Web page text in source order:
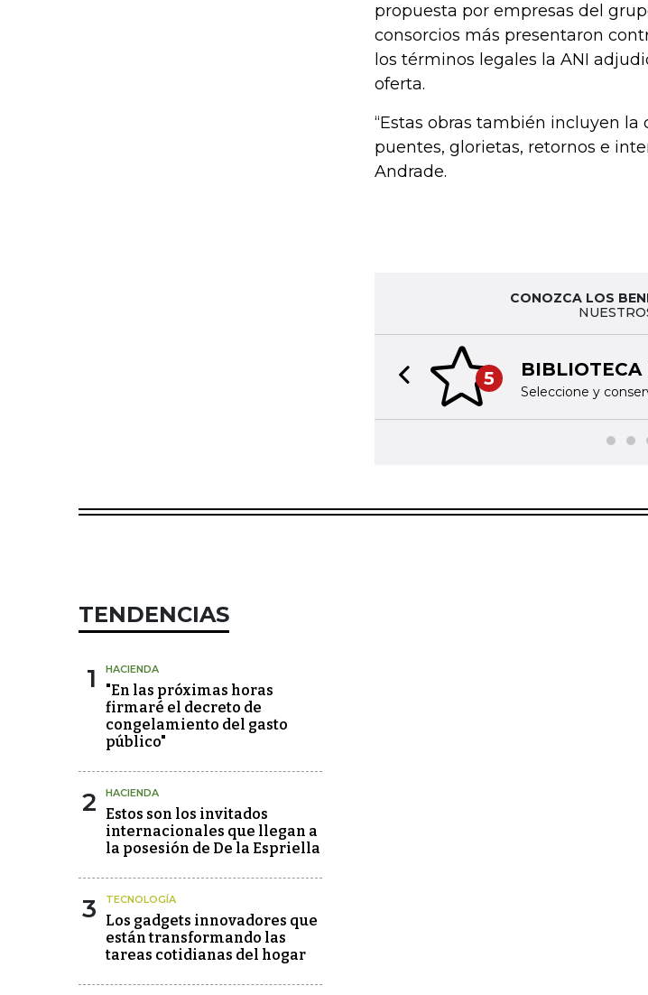
propuesta por empresas del
consorcios más presentaron
los términos legales la ANI
oferta.
“Estas obras también incluyen
puentes, glorietas, retornos e
Andrade.
CONOZCA LOS
5 BIBLIOTECA
Seleccione y
Previous slide
TENDENCIAS
1 HACIENDA
"En las próximas horas
firmaré el decreto de
congelamiento del gasto
público"
2 HACIENDA
Estos son los invitados
internacionales que llegan a
la posesión de De la Espriella
3 TECNOLOGÍA
Los gadgets innovadores que
están transformando las
tareas cotidianas del hogar